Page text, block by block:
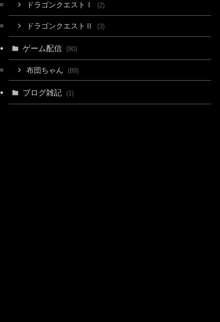
ドラゴンクエストⅠ (2)
ドラゴンクエストⅡ (3)
ゲーム配信 (90)
布団ちゃん (89)
ブログ雑記 (1)